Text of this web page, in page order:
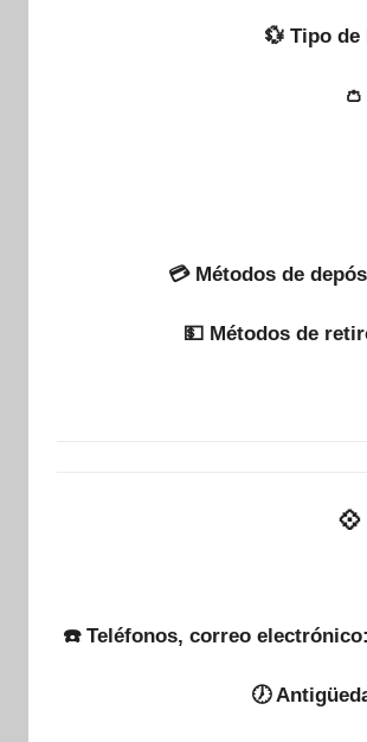
💱 Tipo
💳 Métodos de
💵​ Métodos de
💠
☎️ Teléfonos, correo electrónico:
🕖